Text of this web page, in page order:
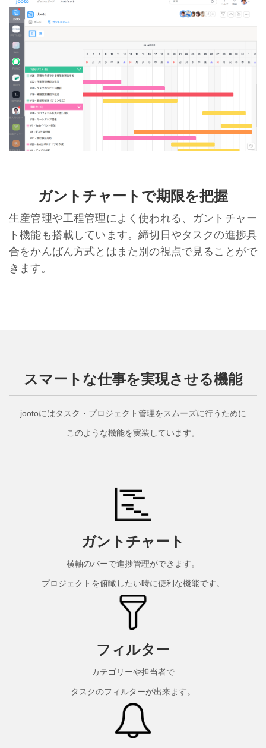
ガントチャートで期限を把握
生産管理や工程管理によく使われる、ガントチャー
ト機能も搭載しています。締切日やタスクの進捗具
合をかんばん方式とはまた別の視点で見ることがで
きます。
スマートな仕事を実現させる機能
jootoにはタスク・プロジェクト管理をスムーズに行うために
このような機能を実装しています。
ガントチャート
横軸のバーで進捗管理ができます。
プロジェクトを俯瞰したい時に便利な機能です。
フィルター
カテゴリーや担当者で
タスクのフィルターが出来ます。